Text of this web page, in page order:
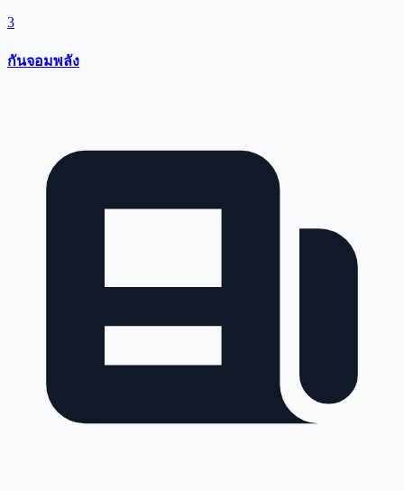
3
กันจอมพลัง